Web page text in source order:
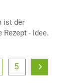
ist der
- Idee.
5